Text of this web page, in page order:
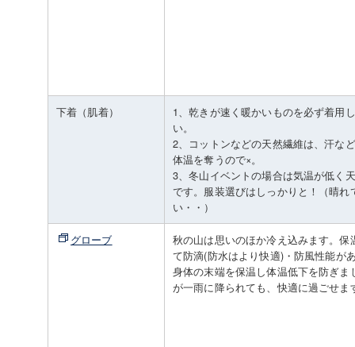
下着（肌着）
1、乾きが速く暖かいものを必ず着用
い。
2、コットンなどの天然繊維は、汗な
体温を奪うので×。
3、冬山イベントの場合は気温が低く
です。服装選びはしっかりと！（晴れ
い・・）
グローブ
秋の山は思いのほか冷え込みます。保
て防滴(防水はより快適)・防風性能が
身体の末端を保温し体温低下を防ぎま
が一雨に降られても、快適に過ごせま